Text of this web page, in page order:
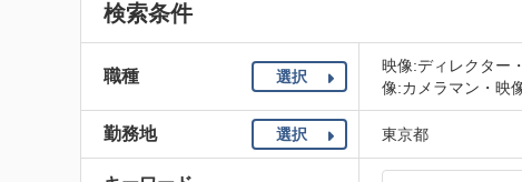
検索条件
職種 選択
映像:ディレクター
像:カメラマン・映
勤務地 選択 東京都